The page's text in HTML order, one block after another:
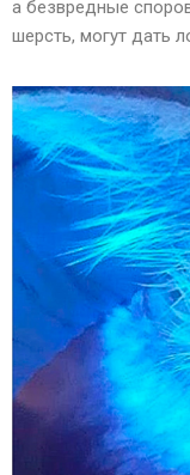
а безвредные
шерсть, могут дать